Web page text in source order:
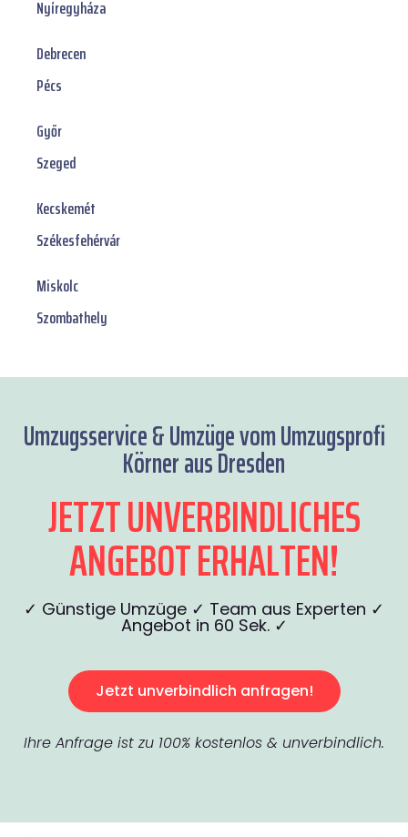
Nyíregyháza
Debrecen
Pécs
Győr
Szeged
Kecskemét
Székesfehérvár
Miskolc
Szombathely
Umzugsservice & Umzüge vom Umzugsprofi
Körner aus Dresden
JETZT UNVERBINDLICHES
ANGEBOT ERHALTEN!
✓ Günstige Umzüge ✓ Team aus Experten ✓
Angebot in 60 Sek. ✓
Jetzt unverbindlich anfragen!
Ihre Anfrage ist zu 100% kostenlos & unverbindlich.